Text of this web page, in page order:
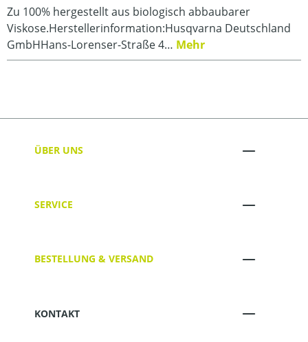
Zu 100% hergestellt aus biologisch abbaubarer
Viskose.Herstellerinformation:Husqvarna Deutschland
GmbHHans-Lorenser-Straße 4… Mehr
ÜBER UNS
SERVICE
BESTELLUNG & VERSAND
KONTAKT